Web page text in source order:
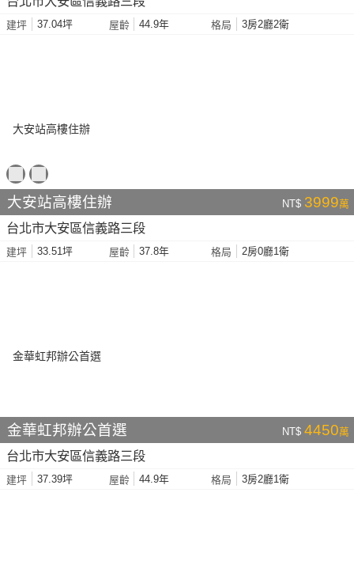
建坪 37.04坪 屋齡 44.9年 格局 3房2廳2衛
大安站高樓住辦 NT$ 3999萬
台北市大安區信義路三段
建坪 33.51坪 屋齡 37.8年 格局 2房0廳1衛
金華虹邦辦公首選 NT$ 4450萬
台北市大安區信義路三段
建坪 37.39坪 屋齡 44.9年 格局 3房2廳1衛